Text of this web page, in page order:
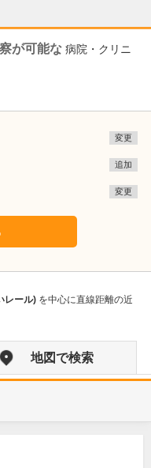
が可能な 病院・クリニ
変更
追加
変更
レール) を中心に直線距離の近
地図で検索